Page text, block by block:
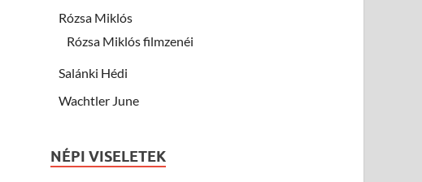
Rózsa Miklós
Rózsa Miklós filmzenéi
Salánki Hédi
Wachtler June
NÉPI VISELETEK